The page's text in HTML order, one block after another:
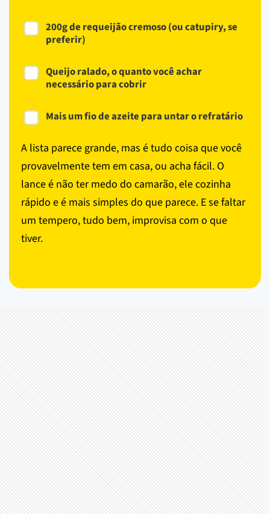
200g de requeijão cremoso (ou catupiry, se
preferir)
Queijo ralado, o quanto você achar
necessário para cobrir
Mais um fio de azeite para untar o refratário
A lista parece grande, mas é tudo coisa que você
provavelmente tem em casa, ou acha fácil. O
lance é não ter medo do camarão, ele cozinha
rápido e é mais simples do que parece. E se faltar
um tempero, tudo bem, improvisa com o que
tiver.